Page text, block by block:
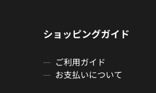
ショッピングガイド
ご利用ガイド
お支払いについて